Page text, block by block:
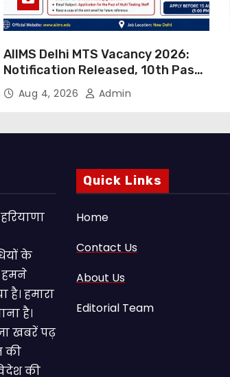
AIIMS Delhi MTS Vacancy 2026:
Notification Released, 10th Pass
Candidates Can Apply Through
Email
Aug 4, 2026 Admin
के
हमने
हमारा
है।
खबरें पढ़
की
की
Quick Links
Home
Contact Us
About Us
Editorial Team